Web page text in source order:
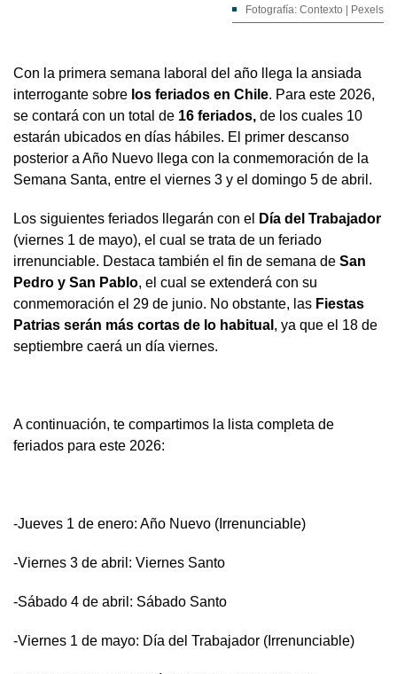
Fotografía: Contexto | Pexels
Con la primera semana laboral del año llega la ansiada
interrogante sobre los feriados en Chile. Para este 2026,
se contará con un total de 16 feriados, de los cuales 10
estarán ubicados en días hábiles. El primer descanso
posterior a Año Nuevo llega con la conmemoración de la
Semana Santa, entre el viernes 3 y el domingo 5 de abril.
Los siguientes feriados llegarán con el
Día del Trabajador
(viernes 1 de mayo), el cual se trata de un feriado
irrenunciable. Destaca también el fin de semana de San
Pedro y San Pablo, el cual se extenderá con su
conmemoración el 29 de junio. No obstante, las Fiestas
Patrias serán más cortas de lo habitual , ya que el 18 de
septiembre caerá un día viernes.
A continuación, te compartimos la lista completa de
feriados para este 2026:
-Jueves 1 de enero: Año Nuevo (Irrenunciable)
-Viernes 3 de abril: Viernes Santo
-Sábado 4 de abril: Sábado Santo
-Viernes 1 de mayo: Día del Trabajador (Irrenunciable)